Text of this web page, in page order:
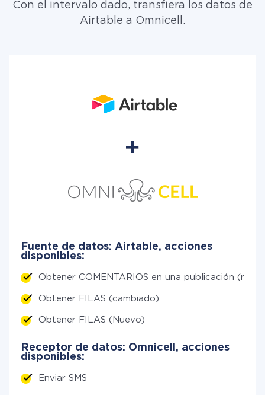
Con el intervalo dado, transfiera los datos de
Airtable a Omnicell.
Fuente de datos: Airtable, acciones
disponibles:
Obtener COMENTARIOS en una publicación
Obtener FILAS (cambiado)
Obtener FILAS (Nuevo)
Receptor de datos: Omnicell, acciones
disponibles:
Enviar SMS